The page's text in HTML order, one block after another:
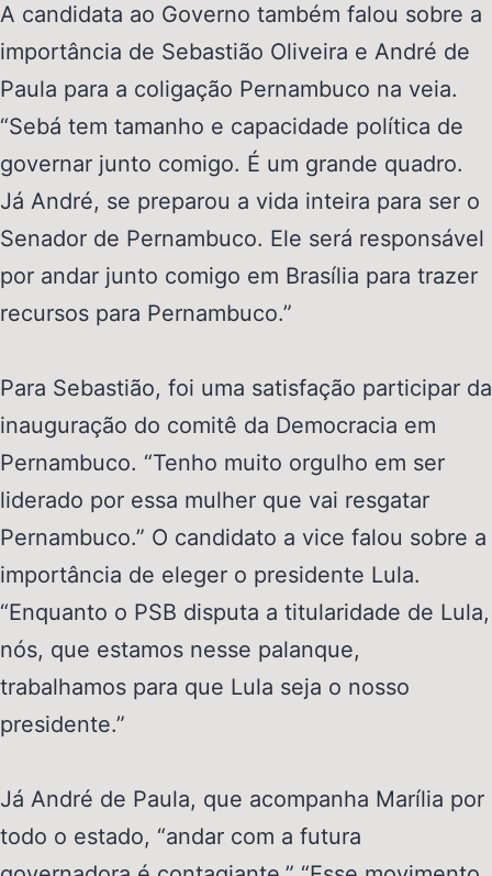
A candidata ao Governo também falou sobre a
importância de Sebastião Oliveira e André de
Paula para a coligação Pernambuco na veia.
“Sebá tem tamanho e capacidade política de
governar junto comigo. É um grande quadro.
Já André, se preparou a vida inteira para ser o
Senador de Pernambuco. Ele será responsável
por andar junto comigo em Brasília para trazer
recursos para Pernambuco.”
Para Sebastião, foi uma satisfação participar da
inauguração do comitê da Democracia em
Pernambuco. “Tenho muito orgulho em ser
liderado por essa mulher que vai resgatar
Pernambuco.” O candidato a vice falou sobre a
importância de eleger o presidente Lula.
“Enquanto o PSB disputa a titularidade de Lula,
nós, que estamos nesse palanque,
trabalhamos para que Lula seja o nosso
presidente.”
Já André de Paula, que acompanha Marília por
todo o estado, “andar com a futura